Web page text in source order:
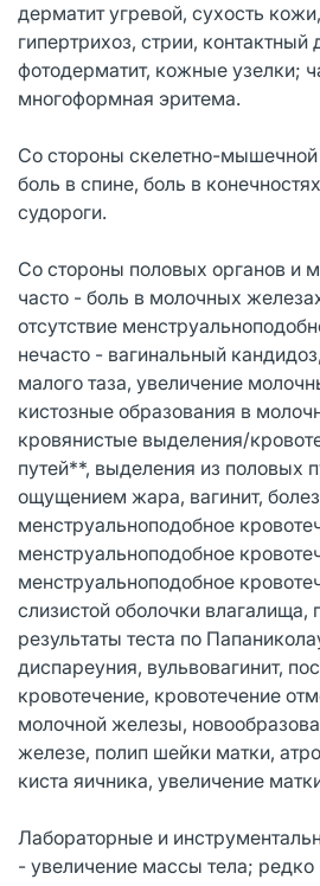
дерматит угревой, сухость
гипертрихоз, стрии, контактный
фотодерматит, кожные узелки;
многоформная эритема.
Со стороны скелетно-
боль в спине, боль в
судороги.
Со стороны половых органов и
часто - боль в молочных
отсутствие
нечасто - вагинальный
малого таза, увеличение
кистозные образования в
кровянистые выделения/
путей**, выделения из половых
ощущением жара, вагинит,
менструальноподобное
менструальноподобное
менструальноподобное
слизистой оболочки влагалища,
результаты теста по
диспареуния, вульвовагинит,
кровотечение, кровотечение
молочной железы,
железе, полип шейки матки,
киста яичника, увеличение
Лабораторные и
- увеличение массы тела;